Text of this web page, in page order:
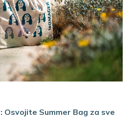
Osvojite Summer Bag za sve